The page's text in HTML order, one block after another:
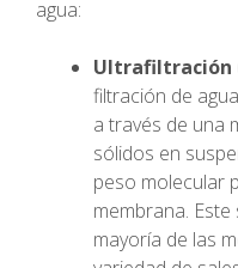
agua:
Ultrafiltración
filtración de
a través de una
sólidos en
peso molecular
membrana.
mayoría de las